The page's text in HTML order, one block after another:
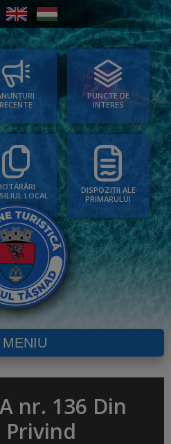
RECENTE
PUNCTE DE
INTERES
LOCAL
DISPOZIȚII ALE
PRIMARULUI
MENIU
nr. 136 Din
Privind